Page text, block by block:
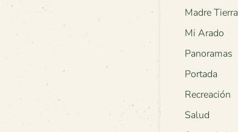
Madre Tierra
Mi Arado
Panoramas
Portada
Recreación
Salud